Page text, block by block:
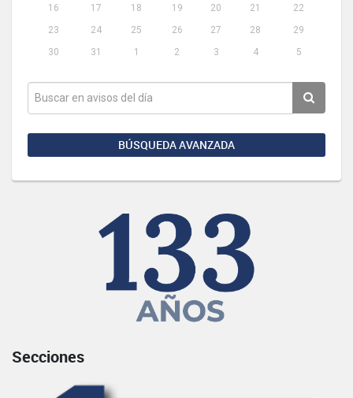
16
17 18 19 20 21
22
23
24 25 26 27 28
29
30
31 1 2 3 4 5
BÚSQUEDA AVANZADA
Secciones